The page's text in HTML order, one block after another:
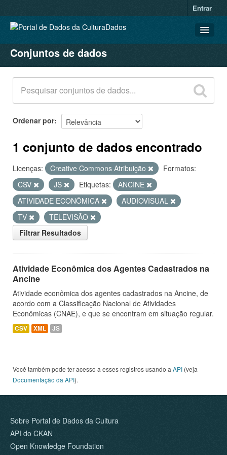
Entrar
CONJUNTOS DE DADOS
ORGANIZAÇÕES
GRUPOS
SOBRE
Conjuntos de dados
Ordenar por
1 conjunto de dados encontrado
Licenças: Creative Commons Atribuição
Formatos:
CSV
JS Etiquetas:
ANCINE
ATIVIDADE ECONÔMICA
AUDIOVISUAL
TV
TELEVISÃO
Filtrar Resultados
Atividade Econômica dos Agentes Cadastrados na
Ancine
Atividade econômica dos agentes cadastrados na Ancine, de
acordo com a Classificação Nacional de Atividades
Econômicas (CNAE), e que se encontram em situação regular.
CSV XML JS
Você também pode ter acesso a esses registros usando a API (veja
Documentação da API).
Sobre Portal de Dados da Cultura
API do CKAN
Open Knowledge Foundation